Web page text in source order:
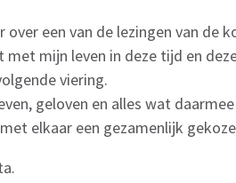
een van de lezingen van de
mijn leven in deze tijd en
viering.
geloven en alles wat
elkaar een gezamenlijk